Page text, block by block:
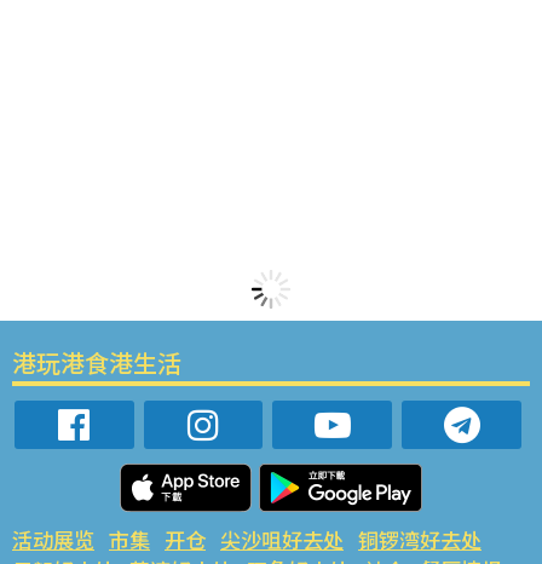
港玩港食港生活
活动展览 市集 开仓 尖沙咀好去处 铜锣湾好去处